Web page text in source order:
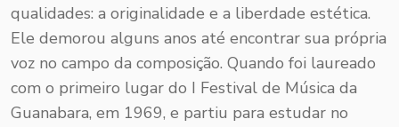
qualidades: a originalidade e a liberdade estética.
Ele demorou alguns anos até encontrar sua própria
voz no campo da composição. Quando foi laureado
com o primeiro lugar do I Festival de Música da
Guanabara, em 1969, e partiu para estudar no